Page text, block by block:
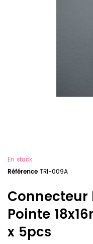
En stock
Référence TRI-009A
Connecteur
Pointe
x 5pcs